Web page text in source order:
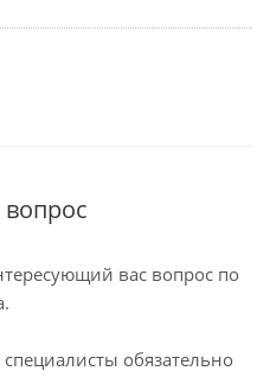
вопрос
вас вопрос по
обязательно